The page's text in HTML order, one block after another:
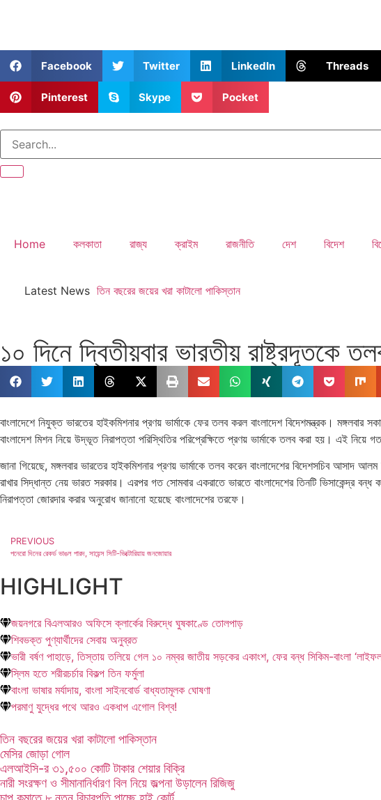
Facebook Twitter LinkedIn Threads
Pinterest Skype Pocket
Home কলকাতা রাজ্য ক্রাইম রাজনীতি দেশ বিদেশ
Latest News তিন বছরের জয়ের খরা কাটালো পাকিস্তান
১০ দিনে দ্বিতীয়বার ভারতীয় রাষ্ট্রদূতকে
বাংলাদেশে নিযুক্ত ভারতের হাইকমিশনার প্রণয় ভার্মাকে ফের তলব করল বাংলাদেশ বিদেশমন্ত্রক।
বাংলাদেশ মিশন নিয়ে উদ্ভূত নিরাপত্তা পরিস্থিতির পরিপ্রেক্ষিতে প্রণয় ভার্মাকে তলব করা হয়। এই নিয়ে
জানা গিয়েছে, মঙ্গলবার ভারতের হাইকমিশনার প্রণয় ভার্মাকে তলব করেন বাংলাদেশের বিদেশসচিব আসাদ
রাখার সিদ্ধান্ত নেয় ভারত সরকার। এরপর গত সোমবার একরাতে ভারতে বাংলাদেশের তিনটি ভিসাকেন্দ্র
নিরাপত্তা জোরদার করার অনুরোধ জানানো হয়েছে বাংলাদেশের তরফে।
PREVIOUS
পনেরো দিনের রেকর্ড ভাঙল পারদ, সায়েন্স সিটি-ভিক্টোরিয়ায় জনজোয়ার
HIGHLIGHT
জয়নগরে বিএলআরও অফিসে ক্লার্কের বিরুদ্ধে ঘুষকাণ্ডে তোলপাড়
শিবভক্ত পুণ্যার্থীদের সেবায় অনুব্রত
ভারী বর্ষণ পাহাড়ে, তিস্তায় তলিয়ে গেল ১০ নম্বর জাতীয় সড়কের একাংশ, ফের বন্ধ সিকিম-বাংলা
স্লিম হতে শরীরচর্চার বিকল্প তিন ফর্মুলা
বাংলা ভাষার মর্যাদায়, বাংলা সাইনবোর্ড বাধ্যতামূলক ঘোষণা
পরমাণু যুদ্ধের পথে আরও একধাপ এগোল বিশ্ব!
তিন বছরের জয়ের খরা কাটালো পাকিস্তান
মেসির জোড়া গোল
এলআইসি-র ৩১,৫০০ কোটি টাকার শেয়ার বিক্রি
নারী সংরক্ষণ ও সীমানানির্ধারণ বিল নিয়ে জল্পনা উড়ালেন রিজিজু